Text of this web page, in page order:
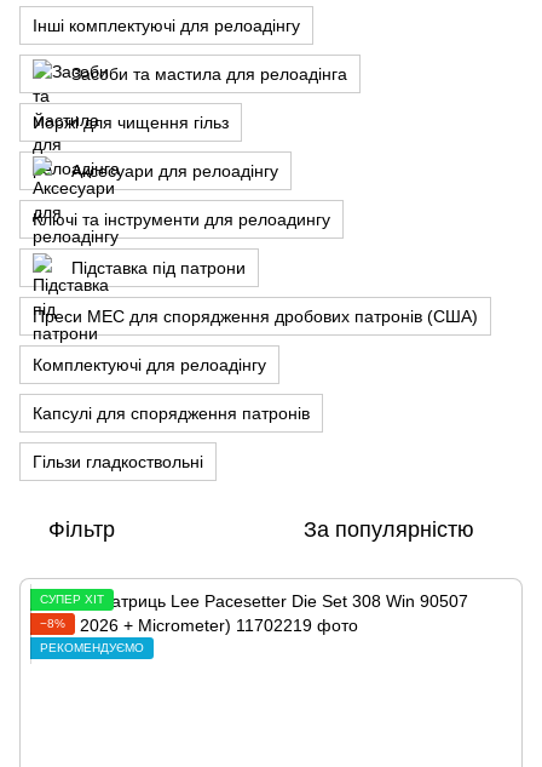
Інші комплектуючі для релоадінгу
Засоби та мастила для релоадінга
Йоржі для чищення гільз
Аксесуари для релоадінгу
Ключі та інструменти для релоадингу
Підставка під патрони
Преси MEC для спорядження дробових патронів (США)
Комплектуючі для релоадінгу
Капсулі для спорядження патронів
Гільзи гладкоствольні
Фільтр За популярністю
СУПЕР ХІТ
−8%
РЕКОМЕНДУЄМО